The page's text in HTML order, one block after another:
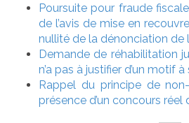
Poursuite pour fraude fiscale
de l’avis de mise en
nullité de la dénonciation de
Demande de réhabilitation
n’a pas à justifier d’un motif
Rappel du principe de
présence d’un concours réel